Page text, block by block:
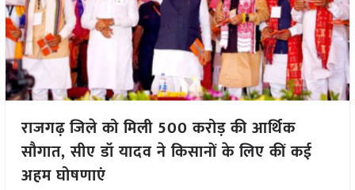
राजगढ़ जिले को मिली 500 करोड़ की आर्थिक
सौगात, सीए डॉ यादव ने किसानों के लिए कीं कई
अहम घोषणाएं